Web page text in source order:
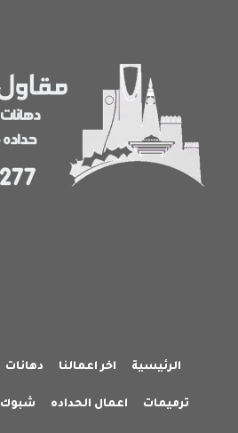
بأفضل
الأسعار
الرئيسية اخر اعمالنا دهانات
ترميمات اعمال الحداده شبوك